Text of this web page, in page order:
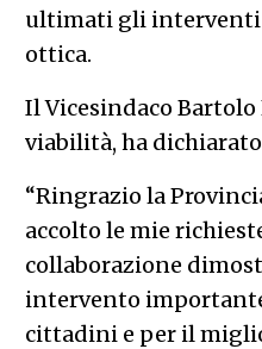
ultimati gli interventi
ottica.
Il Vicesindaco
viabilità, ha
“Ringrazio la
accolto le mie
collaborazione
intervento
cittadini e per il